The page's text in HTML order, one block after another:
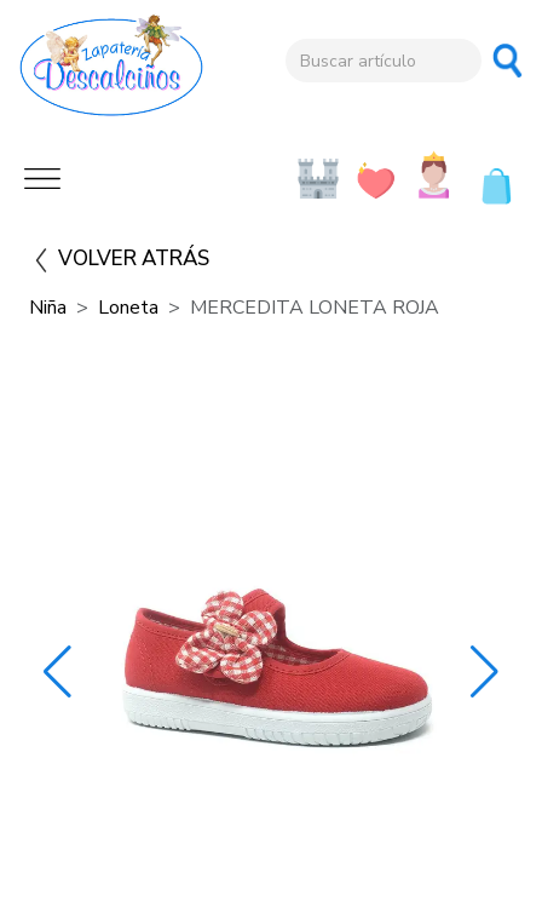
VOLVER ATRÁS
Niña Loneta MERCEDITA LONETA ROJA